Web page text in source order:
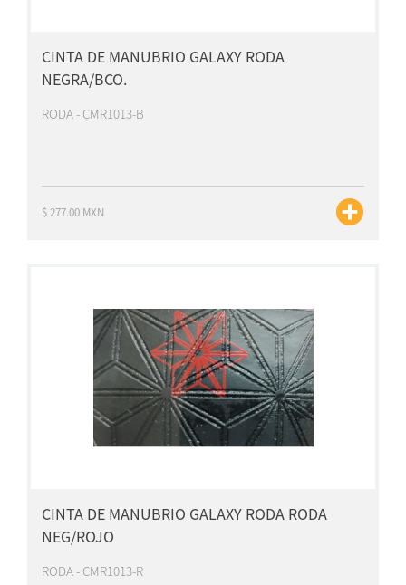
CINTA DE MANUBRIO GALAXY RODA
NEGRA/BCO.
RODA - CMR1013-B
$ 277.00 MXN
CINTA DE MANUBRIO GALAXY RODA RODA
NEG/ROJO
RODA - CMR1013-R